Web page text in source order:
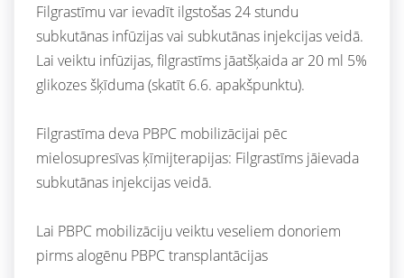
Filgrastīmu var ievadīt ilgstošas 24 stundu
subkutānas infūzijas vai subkutānas injekcijas veidā.
Lai veiktu infūzijas, filgrastīms jāatšķaida ar 20 ml 5%
glikozes šķīduma (skatīt 6.6. apakšpunktu).
Filgrastīma deva PBPC mobilizācijai pēc
mielosupresīvas ķīmijterapijas: Filgrastīms jāievada
subkutānas injekcijas veidā.
Lai PBPC mobilizāciju veiktu veseliem donoriem
pirms alogēnu PBPC transplantācijas